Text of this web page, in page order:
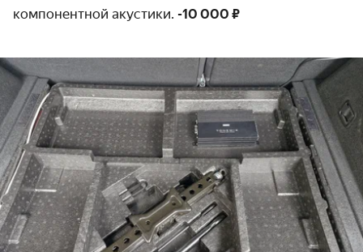
компонентной акустики. -10 000 ₽